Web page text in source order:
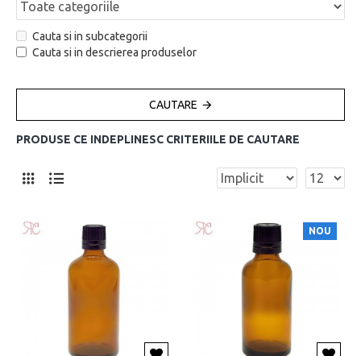
Cauta si in subcategorii
Cauta si in descrierea produselor
CAUTARE
PRODUSE CE INDEPLINESC CRITERIILE DE CAUTARE
NOU